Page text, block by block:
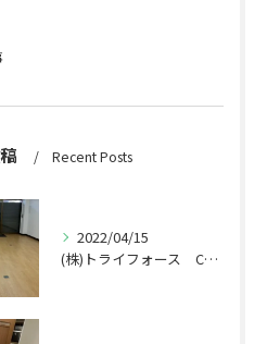
Recent Posts
2022/04/15
(株)トライフォース CF張替え工事